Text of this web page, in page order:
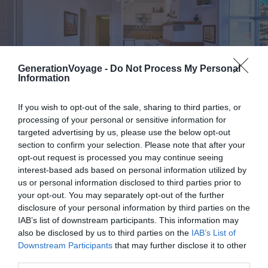
GenerationVoyage - Do Not Process My Personal
Information
If you wish to opt-out of the sale, sharing to third parties, or
processing of your personal or sensitive information for
targeted advertising by us, please use the below opt-out
section to confirm your selection. Please note that after your
opt-out request is processed you may continue seeing
interest-based ads based on personal information utilized by
us or personal information disclosed to third parties prior to
your opt-out. You may separately opt-out of the further
disclosure of your personal information by third parties on the
IAB’s list of downstream participants. This information may
also be disclosed by us to third parties on the IAB’s List of
Downstream Participants that may further disclose it to other
Crédit photo :
Budget: €€€€
Le plus du logement: situé dans une rue calme,
toute proche de l’animation et du port
On craque littéralement pour cet Airbnb à Hydra,